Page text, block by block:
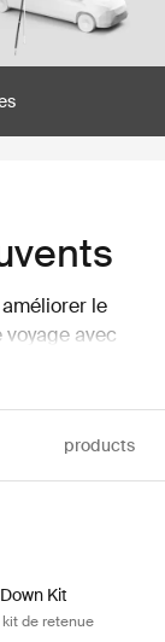
le
avec
ou
products
(selected)
fixation Thule Noir
Kit
de retenue